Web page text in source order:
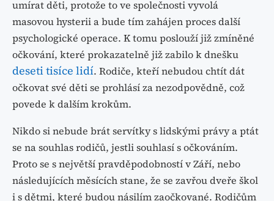
umírat děti, protože to ve společnosti vyvolá
masovou hysterii a bude tím zahájen proces další
psychologické operace. K tomu poslouží již zmíněné
očkování, které prokazatelně již zabilo k dnešku
deseti tisíce lidí. Rodiče, kteří nebudou chtít dát
očkovat své děti se prohlásí za nezodpovědně, což
povede k dalším krokům.
Nikdo si nebude brát servítky s lidskými právy a ptát
se na souhlas rodičů, jestli souhlasí s očkováním.
Proto se s největší pravděpodobností v Září, nebo
následujících měsících stane, že se zavřou dveře škol
i s dětmi, které budou násilím zaočkované. Rodičům